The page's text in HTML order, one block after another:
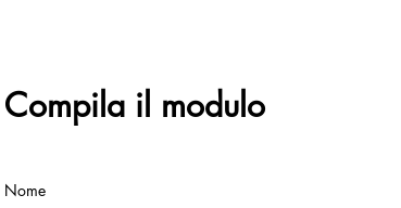
Compila il modulo
Nome